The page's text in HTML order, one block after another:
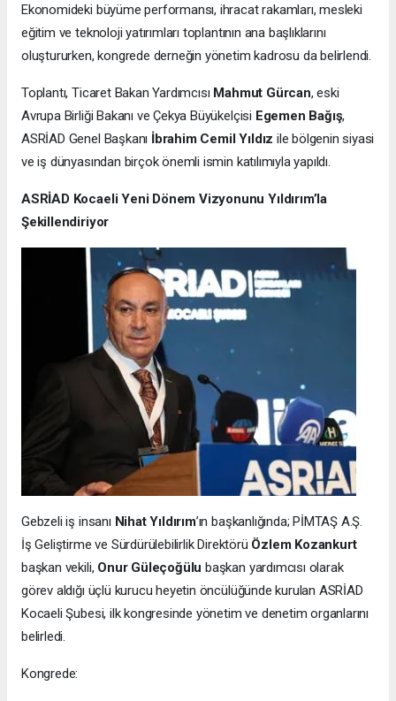
Ekonomideki büyüme performansı, ihracat rakamları, mesleki
eğitim ve teknoloji yatırımları toplantının ana başlıklarını
oluştururken, kongrede derneğin yönetim kadrosu da belirlendi.
Toplantı, Ticaret Bakan Yardımcısı Mahmut Gürcan, eski
Avrupa Birliği Bakanı ve Çekya Büyükelçisi Egemen Bağış,
ASRİAD Genel Başkanı İbrahim Cemil Yıldız ile bölgenin siyasi
ve iş dünyasından birçok önemli ismin katılımıyla yapıldı.
ASRİAD Kocaeli Yeni Dönem Vizyonunu Yıldırım’la
Şekillendiriyor
Gebzeli iş insanı Nihat Yıldırım’ın başkanlığında; PİMTAŞ A.Ş.
İş Geliştirme ve Sürdürülebilirlik Direktörü Özlem Kozankurt
başkan vekili, Onur Güleçoğülu başkan yardımcısı olarak
görev aldığı üçlü kurucu heyetin öncülüğünde kurulan ASRİAD
Kocaeli Şubesi, ilk kongresinde yönetim ve denetim organlarını
belirledi.
Kongrede: